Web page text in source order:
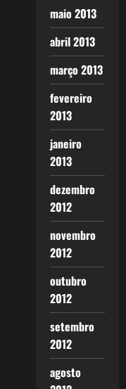
maio 2013
abril 2013
março 2013
fevereiro
2013
janeiro
2013
dezembro
2012
novembro
2012
outubro
2012
setembro
2012
agosto